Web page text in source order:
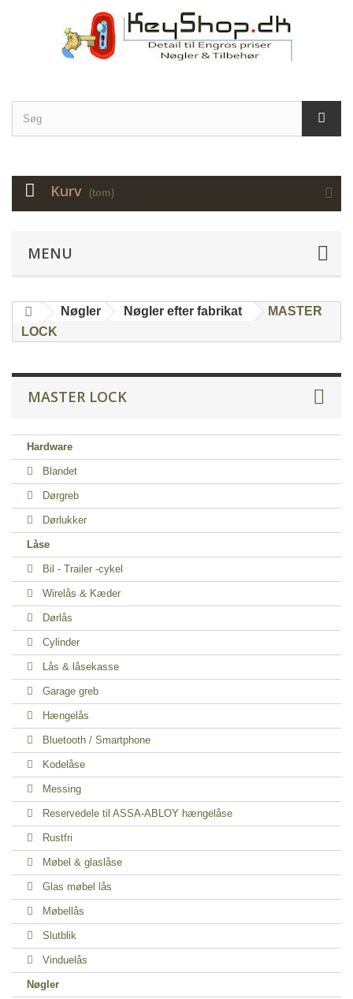
Kurv (tom)
MENU
Nøgler Nøgler efter fabrikat
MASTER
LOCK
MASTER LOCK
Hardware
Blandet
Dørgreb
Dørlukker
Låse
Bil - Trailer -cykel
Wirelås & Kæder
Dørlås
Cylinder
Lås & låsekasse
Garage greb
Hængelås
Bluetooth / Smartphone
Kodelåse
Messing
Reservedele til ASSA-ABLOY hængelåse
Rustfri
Møbel & glaslåse
Glas møbel lås
Møbellås
Slutblik
Vinduelås
Nøgler